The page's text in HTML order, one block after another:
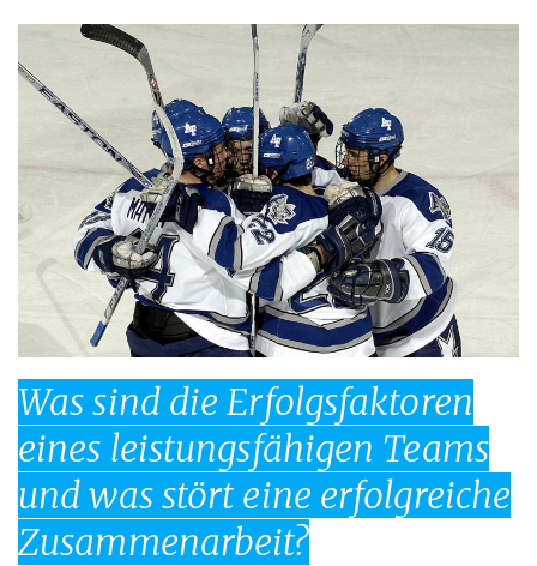
Was sind die Erfolgsfaktoren
eines leistungsfähigen Teams
und was stört eine erfolgreiche
Zusammenarbeit?